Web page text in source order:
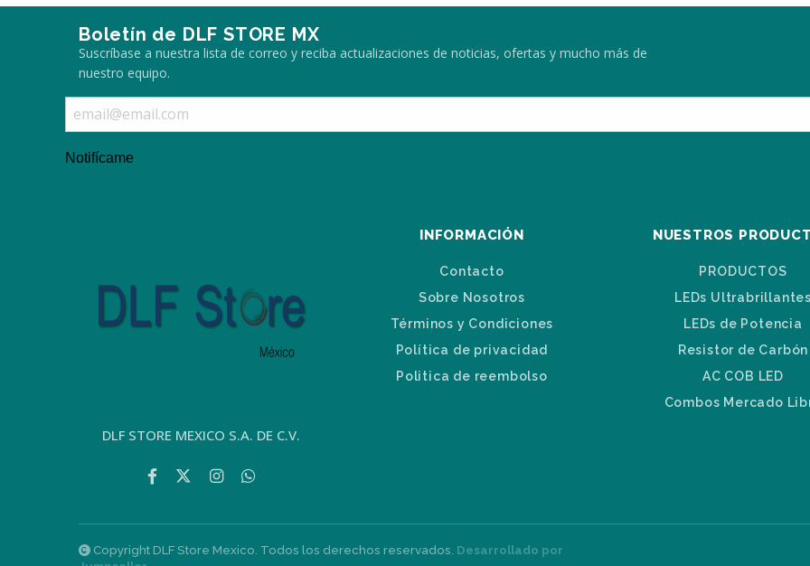
Boletín de DLF STORE MX
Suscríbase a nuestra lista de correo y reciba actualizaciones de noticias, ofertas y mucho más de
nuestro equipo.
Notifícame
DLF STORE MEXICO S.A. DE C.V.
INFORMACIÓN
Contacto
Sobre Nosotros
Términos y Condiciones
Política de privacidad
Politica de reembolso
NUESTROS
PRODUCTOS
LEDs
LEDs de Potencia
Resistor de Carbón
AC COB LED
Combos Mercado
Copyright DLF Store Mexico. Todos los derechos reservados. Desarrollado por